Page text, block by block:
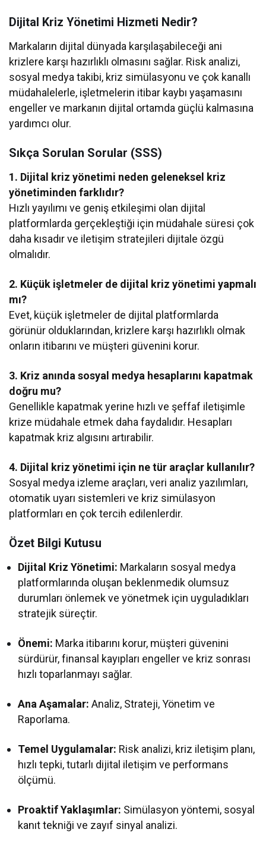
Dijital Kriz Yönetimi Hizmeti Nedir?
Markaların dijital dünyada karşılaşabileceği ani
krizlere karşı hazırlıklı olmasını sağlar. Risk analizi,
sosyal medya takibi, kriz simülasyonu ve çok kanallı
müdahalelerle, işletmelerin itibar kaybı yaşamasını
engeller ve markanın dijital ortamda güçlü kalmasına
yardımcı olur.
Sıkça Sorulan Sorular (SSS)
1. Dijital kriz yönetimi neden geleneksel kriz
yönetiminden farklıdır?
Hızlı yayılımı ve geniş etkileşimi olan dijital
platformlarda gerçekleştiği için müdahale süresi çok
daha kısadır ve iletişim stratejileri dijitale özgü
olmalıdır.
2. Küçük işletmeler de dijital kriz yönetimi yapmalı
mı?
Evet, küçük işletmeler de dijital platformlarda
görünür olduklarından, krizlere karşı hazırlıklı olmak
onların itibarını ve müşteri güvenini korur.
3. Kriz anında sosyal medya hesaplarını kapatmak
doğru mu?
Genellikle kapatmak yerine hızlı ve şeffaf iletişimle
krize müdahale etmek daha faydalıdır. Hesapları
kapatmak kriz algısını artırabilir.
4. Dijital kriz yönetimi için ne tür araçlar kullanılır?
Sosyal medya izleme araçları, veri analiz yazılımları,
otomatik uyarı sistemleri ve kriz simülasyon
platformları en çok tercih edilenlerdir.
Özet Bilgi Kutusu
Dijital Kriz Yönetimi: Markaların sosyal medya
platformlarında oluşan beklenmedik olumsuz
durumları önlemek ve yönetmek için uyguladıkları
stratejik süreçtir.
Önemi: Marka itibarını korur, müşteri güvenini
sürdürür, finansal kayıpları engeller ve kriz sonrası
hızlı toparlanmayı sağlar.
Ana Aşamalar: Analiz, Strateji, Yönetim ve
Raporlama.
Temel Uygulamalar: Risk analizi, kriz iletişim planı,
hızlı tepki, tutarlı dijital iletişim ve performans
ölçümü.
Proaktif Yaklaşımlar: Simülasyon yöntemi, sosyal
kanıt tekniği ve zayıf sinyal analizi.